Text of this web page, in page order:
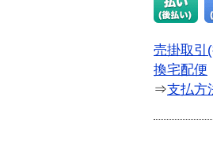
売掛取引
換宅配便
⇒支払方